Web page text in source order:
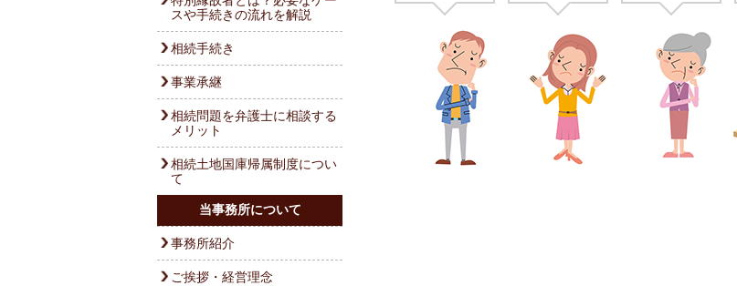
スや手続きの流れを解説
相続手続き
事業承継
相続問題を弁護士に相談する
メリット
相続土地国庫帰属制度につい
て
当事務所について
事務所紹介
ご挨拶・経営理念